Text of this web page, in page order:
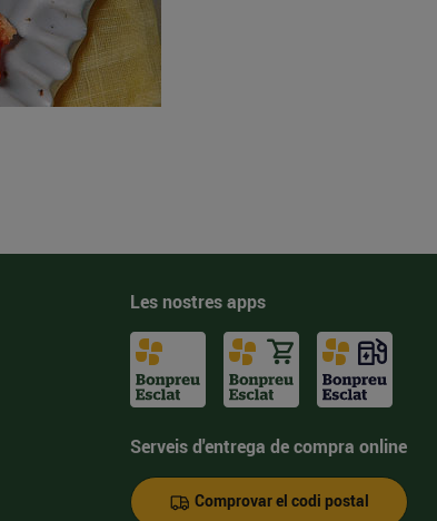
Les nostres apps
Serveis d'entrega de compra online
Comprovar el codi postal